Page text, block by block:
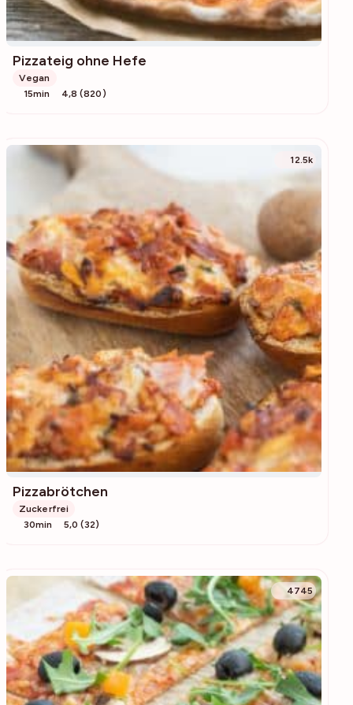
Pizzateig ohne Hefe
Vegan
15min
4,8 (820)
12.5k
Pizzabrötchen
Zuckerfrei
30min
5,0 (32)
4745